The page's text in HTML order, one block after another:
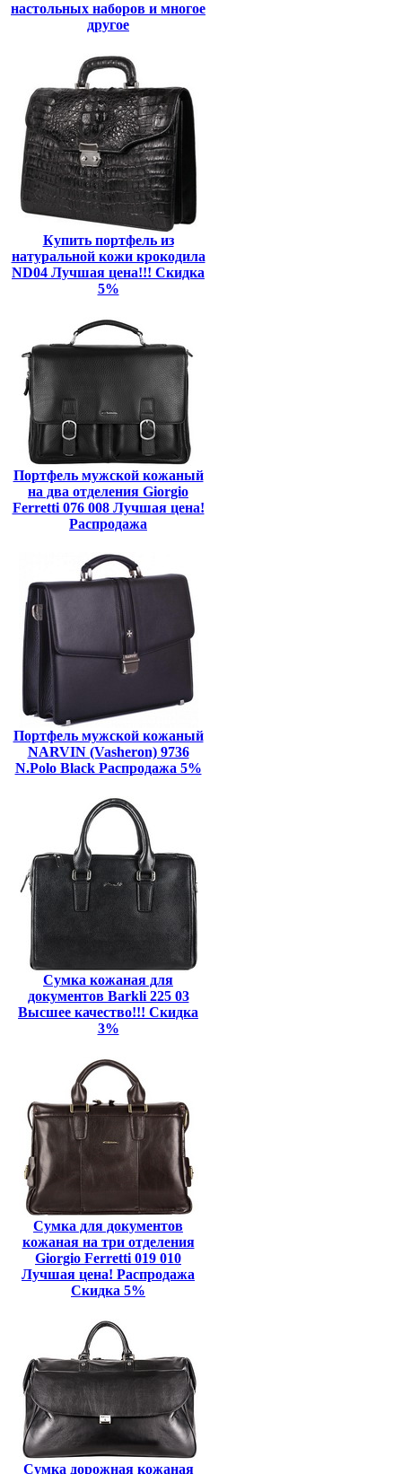
настольных наборов и многое
другое
Купить портфель из
натуральной кожи крокодила
ND04 Лучшая цена!!! Скидка
5%
Портфель мужской кожаный
на два отделения Giorgio
Ferretti 076 008 Лучшая цена!
Распродажа
Портфель мужской кожаный
NARVIN (Vasheron) 9736
N.Polo Black Распродажа 5%
Сумка кожаная для
документов Barkli 225 03
Высшее качество!!! Скидка
3%
Сумка для документов
кожаная на три отделения
Giorgio Ferretti 019 010
Лучшая цена! Распродажа
Скидка 5%
Сумка дорожная кожаная